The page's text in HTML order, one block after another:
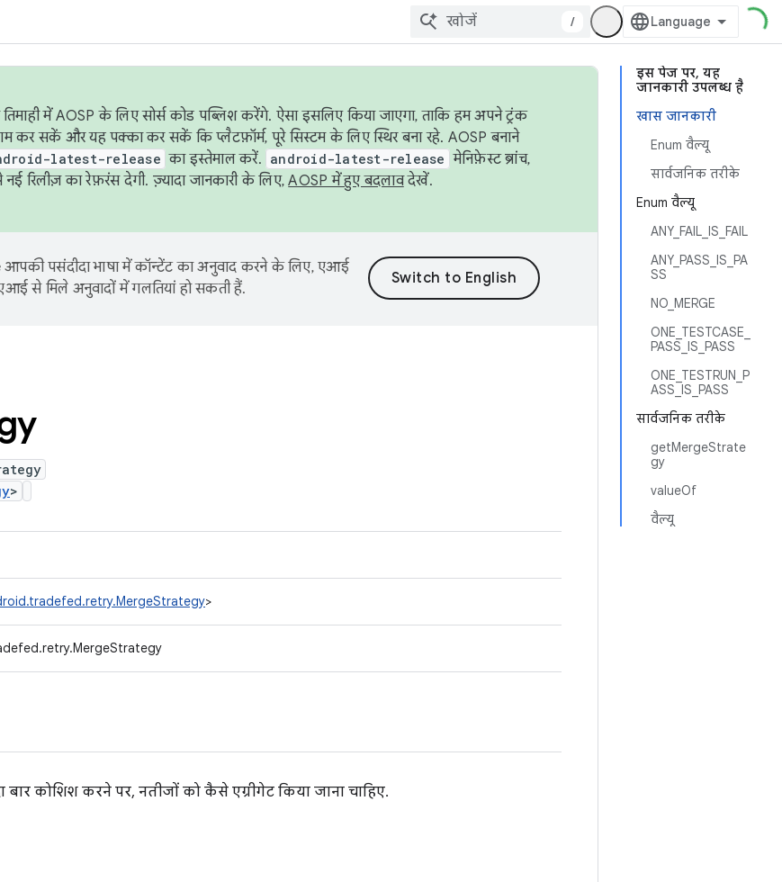
/
इस पेज पर, यह
जानकारी उपलब्ध है
खास जानकारी
Enum वैल्यू
सार्वजनिक तरीके
Enum वैल्यू
ANY_FAIL_IS_FAIL
ANY_PASS_IS_PA
SS
NO_MERGE
ONE_TESTCASE_
PASS_IS_PASS
ONE_TESTRUN_P
ASS_IS_PASS
सार्वजनिक तरीके
getMergeStrate
gy
valueOf
वैल्यू
में AOSP के लिए सोर्स कोड पब्लिश करेंगे. ऐसा इसलिए किया जाएगा, ताकि हम अपने ट्रंक
कर सकें और यह पक्का कर सकें कि प्लैटफ़ॉर्म, पूरे सिस्टम के लिए स्थिर बना रहे. AOSP बनाने
latest-release का इस्तेमाल करें. android-latest-release मेनिफ़ेस्ट ब्रांच,
रिलीज़ का रेफ़रंस देगी. ज़्यादा जानकारी के लिए,AOSP में हुए बदलावदेखें.
पसंदीदा भाषा में कॉन्टेंट का अनुवाद करने के लिए, एआई
से मिले अनुवादों में गलतियां हो सकती हैं.
>
>
कोशिश करने पर, नतीजों को कैसे एग्रीगेट किया जाना चाहिए.